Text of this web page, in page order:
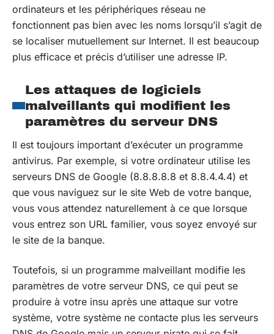
ordinateurs et les périphériques réseau ne
fonctionnent pas bien avec les noms lorsqu’il s’agit de
se localiser mutuellement sur Internet. Il est beaucoup
plus efficace et précis d’utiliser une adresse IP.
Les attaques de logiciels
malveillants qui modifient les
paramètres du serveur DNS
Il est toujours important d’exécuter un programme
antivirus. Par exemple, si votre ordinateur utilise les
serveurs DNS de Google (8.8.8.8.8 et 8.8.4.4.4) et
que vous naviguez sur le site Web de votre banque,
vous vous attendez naturellement à ce que lorsque
vous entrez son URL familier, vous soyez envoyé sur
le site de la banque.
Toutefois, si un programme malveillant modifie les
paramètres de votre serveur DNS, ce qui peut se
produire à votre insu après une attaque sur votre
système, votre système ne contacte plus les serveurs